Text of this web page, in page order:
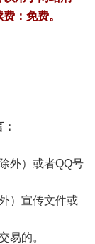
：免费。
外）或者QQ号
）宣传文件或
易的。